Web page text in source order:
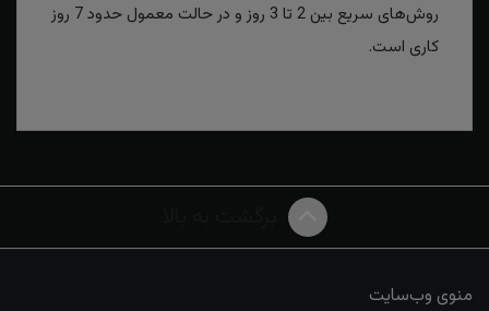
روش‌های سریع بین 2 تا 3 روز و در حالت معمول حدود 7 روز
کاری است.
منوی وب‌سایت